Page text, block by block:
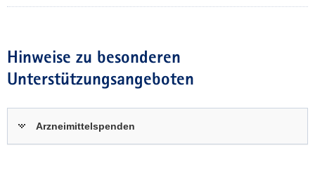
Hinweise zu besonderen
Unterstützungsangeboten
Arzneimittelspenden